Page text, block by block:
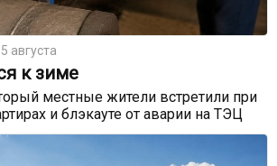
августа
к зиме
местные жители встретили при
и блэкауте от аварии на ТЭЦ